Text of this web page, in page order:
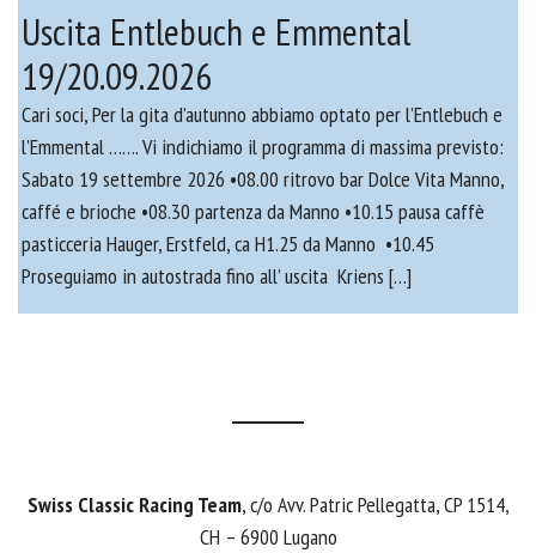
Uscita Entlebuch e Emmental
19/20.09.2026
Cari soci, Per la gita d’autunno abbiamo optato per l’Entlebuch e
l’Emmental ……. Vi indichiamo il programma di massima previsto:
Sabato 19 settembre 2026 •08.00 ritrovo bar Dolce Vita Manno,
caffé e brioche •08.30 partenza da Manno •10.15 pausa caffè
pasticceria Hauger, Erstfeld, ca H1.25 da Manno •10.45
Proseguiamo in autostrada fino all’ uscita Kriens […]
Swiss Classic Racing Team, c/o Avv. Patric Pellegatta, CP 1514,
CH – 6900 Lugano